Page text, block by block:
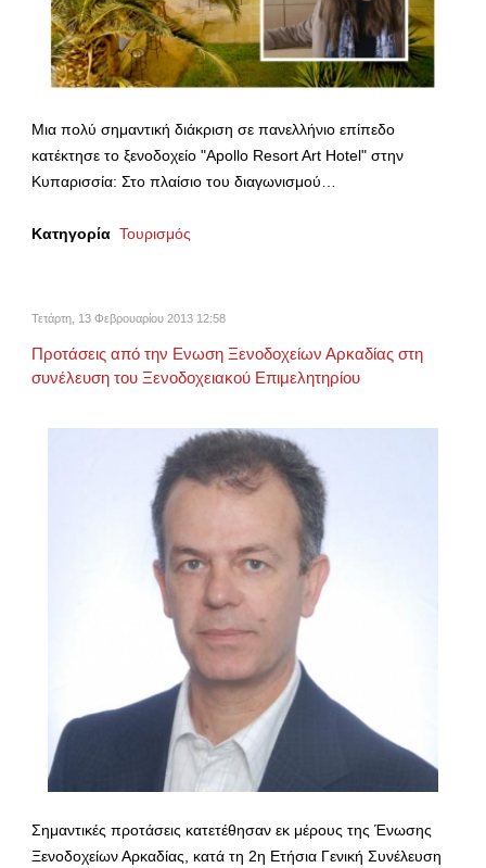
Μια πολύ σημαντική διάκριση σε πανελλήνιο επίπεδο
κατέκτησε το ξενοδοχείο "Apollo Resort Art Hotel" στην
Κυπαρισσία: Στο πλαίσιο του διαγωνισμού…
Κατηγορία Τουρισμός
Τετάρτη, 13 Φεβρουαρίου 2013 12:58
Προτάσεις από την Ενωση Ξενοδοχείων Αρκαδίας στη
συνέλευση του Ξενοδοχειακού Επιμελητηρίου
Σημαντικές προτάσεις κατετέθησαν εκ μέρους της Ένωσης
Ξενοδοχείων Αρκαδίας, κατά τη 2η Ετήσια Γενική Συνέλευση